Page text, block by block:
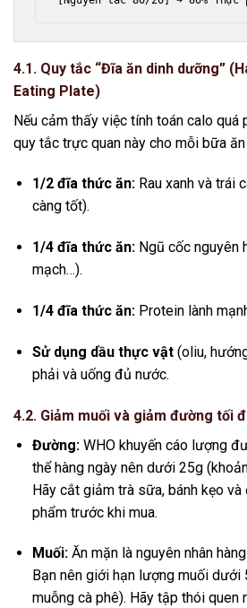
4.1. Quy tắc “Đĩa ăn dinh dưỡng”
Eating Plate)
Nếu cảm thấy việc tính toán calo quá
quy tắc trực quan này cho mỗi bữa ăn
1/2 đĩa thức ăn:Rau xanh và trái
càng tốt).
1/4 đĩa thức ăn:Ngũ cốc nguyên
mạch…).
1/4 đĩa thức ăn:Protein lành
Sử dụng dầu thực vật(oliu,
phải và uống đủ nước.
4.2. Giảm muối và giảm đường tối
Đường:WHO khuyến cáo lượng
thể hàng ngày nên dưới 25g
Hãy cắt giảm trà sữa, bánh kẹo
phẩm trước khi mua.
Muối:Ăn mặn là nguyên nhân
Bạn nên giới hạn lượng muối dưới
muỗng cà phê). Hãy tập thói quen